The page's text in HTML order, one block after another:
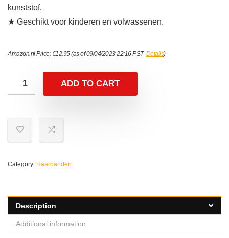
kunststof.
★ Geschikt voor kinderen en volwassenen.
Amazon.nl Price:€12.95(as of 09/04/2023 22:16 PST-Details)
ADD TO CART
Category: Haarbanden
Description
Additional information